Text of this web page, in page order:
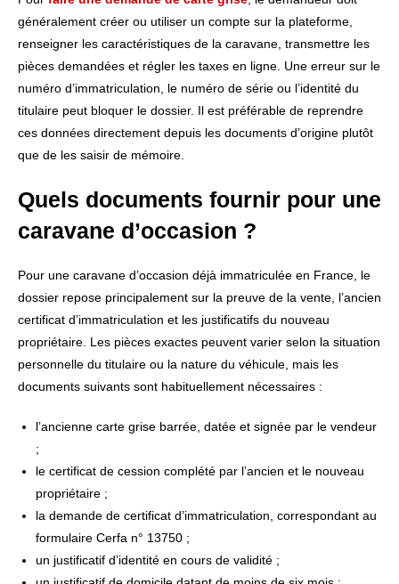
généralement créer ou utiliser un compte sur la plateforme,
renseigner les caractéristiques de la caravane, transmettre les
pièces demandées et régler les taxes en ligne. Une erreur sur le
numéro d’immatriculation, le numéro de série ou l’identité du
titulaire peut bloquer le dossier. Il est préférable de reprendre
ces données directement depuis les documents d’origine plutôt
que de les saisir de mémoire.
Quels documents fournir pour une
caravane d’occasion ?
Pour une caravane d’occasion déjà immatriculée en France, le
dossier repose principalement sur la preuve de la vente, l’ancien
certificat d’immatriculation et les justificatifs du nouveau
propriétaire. Les pièces exactes peuvent varier selon la situation
personnelle du titulaire ou la nature du véhicule, mais les
documents suivants sont habituellement nécessaires :
l’ancienne carte grise barrée, datée et signée par le vendeur
;
le certificat de cession complété par l’ancien et le nouveau
propriétaire ;
la demande de certificat d’immatriculation, correspondant au
formulaire Cerfa n° 13750 ;
un justificatif d’identité en cours de validité ;